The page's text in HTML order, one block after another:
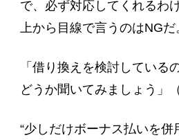
で、必ず対応してくれるわ
上から目線で言うのはNGだ
「借り換えを検討してい
どうか聞いてみましょう」
“少しだけボーナス払いを